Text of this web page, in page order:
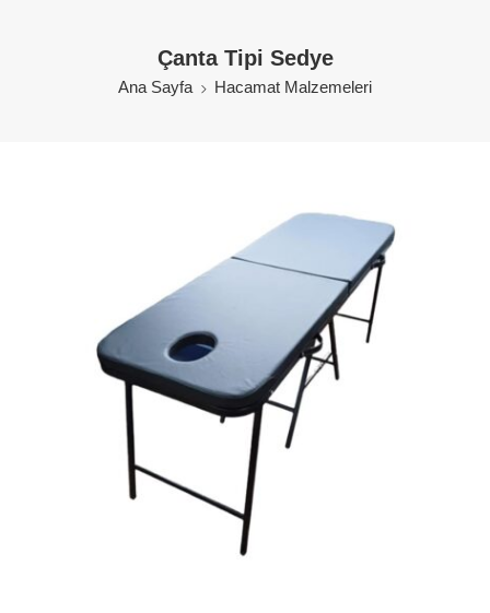
Çanta Tipi Sedye
Ana Sayfa Hacamat Malzemeleri